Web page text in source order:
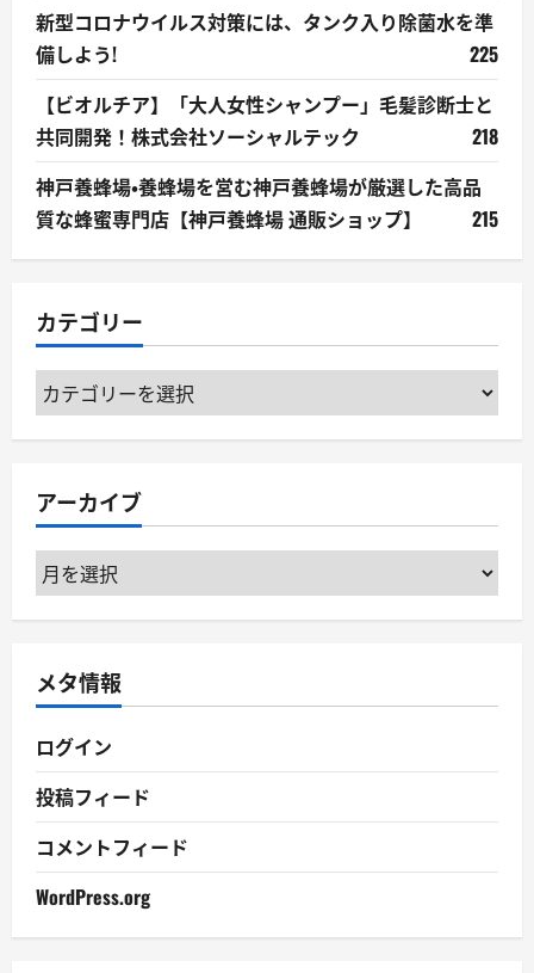
新型コロナウイルス対策には、タンク入り除菌水を準
備しよう!
225
【ビオルチア】「大人女性シャンプー」毛髪診断士と
共同開発！株式会社ソーシャルテック
218
神戸養蜂場・養蜂場を営む神戸養蜂場が厳選した高品
質な蜂蜜専門店【神戸養蜂場 通販ショップ】
215
カテゴリー
カ
テ
ー
アーカイブ
ア
ー
ブ
メタ情報
ログイン
投稿フィード
コメントフィード
WordPress.org